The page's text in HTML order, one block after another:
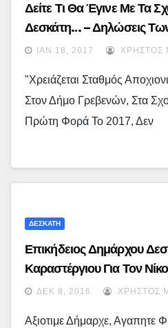
Δείτε Τι Θα Έγινε Με Τα
Δεσκάτη… – Δηλώσεις
Fm.gr…
ΙΑΝ 18, 2017 ΧΡΉΣΤΟΣ
"Χρειάζεται Σταθμός
Στον Δήμο Γρεβενών, Στα
Πρώτη Φορά Το 2017, Δεν
ΔΕΣΚΑΤΗ
Επικήδειος Δημάρχου
Καραστέργιου Για Τον
ΔΕΚ 8, 2016 ΧΡΉΣΤΟΣ
Αξιοτιμε Δήμαρχε, Αγαπητε